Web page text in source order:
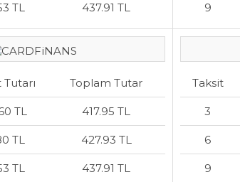
TL 437.91 TL 9
Tutarı Toplam Tutar
TL 417.95 TL
TL 427.93 TL
TL 437.91 TL
Taksit
3
6
9